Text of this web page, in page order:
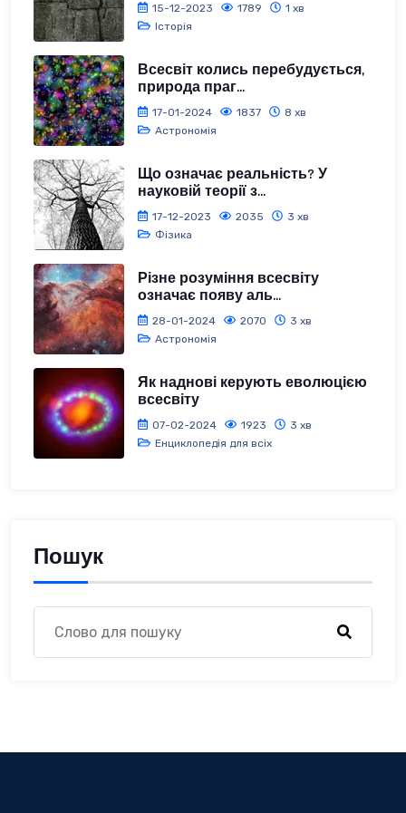
15-12-2023 1789
1 хв
Історія
Всесвіт колись перебудується,
природа праг...
17-01-2024 1837
8 хв
Астрономія
Що означає реальність? У
науковій теорії з...
17-12-2023 2035
3 хв
Фізика
Різне розуміння всесвіту
означає появу аль...
28-01-2024 2070
3 хв
Астрономія
Як наднові керують еволюцією
всесвіту
07-02-2024 1923
3 хв
Енциклопедія для всіх
Пошук